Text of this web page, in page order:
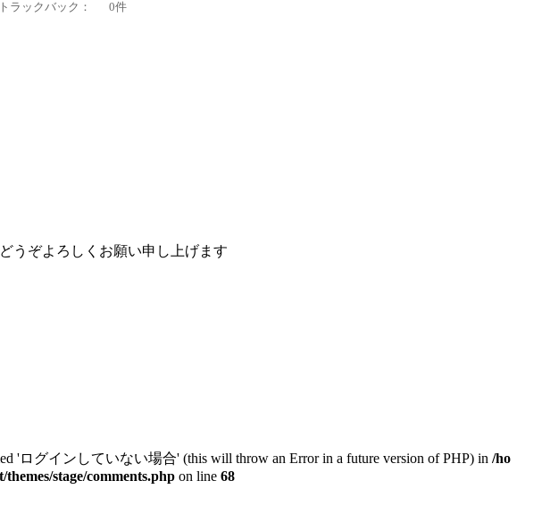
ラックバック： 0件
うぞよろしくお願い申し上げます
'ログインしていない場合' (this will throw an Error in a future version of PHP) in /ho
stage/comments.php on line 68